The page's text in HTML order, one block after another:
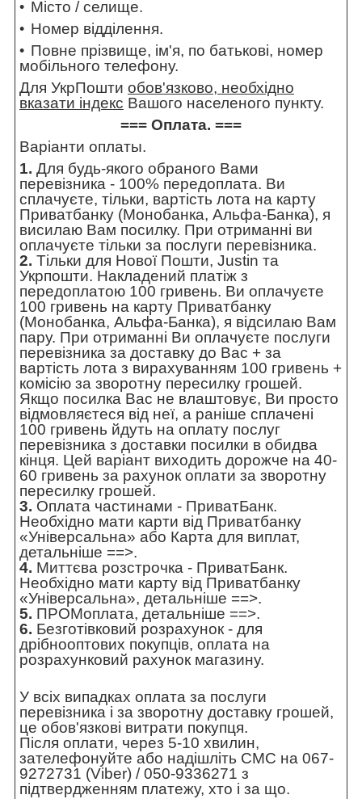
Місто / селище.
Номер відділення.
Повне прізвище, ім'я, по батькові, номер
мобільного телефону.
Для УкрПошти обов'язково, необхідно
вказати індекс Вашого населеного пункту.
=== Оплата. ===
Варіанти оплаты.
1. Для будь-якого обраного Вами
перевізника - 100% передоплата. Ви
сплачуєте, тільки, вартість лота на карту
Приватбанку (Монобанка, Альфа-Банка), я
висилаю Вам посилку. При отриманні ви
оплачуєте тільки за послуги перевізника.
2. Тільки для Нової Пошти, Justin та
Укрпошти. Накладений платіж з
передоплатою 100 гривень. Ви оплачуєте
100 гривень на карту Приватбанку
(Монобанка, Альфа-Банка), я відсилаю Вам
пару. При отриманні Ви оплачуєте послуги
перевізника за доставку до Вас + за
вартість лота з вирахуванням 100 гривень +
комісію за зворотну пересилку грошей.
Якщо посилка Вас не влаштовує, Ви просто
відмовляєтеся від неї, а раніше сплачені
100 гривень йдуть на оплату послуг
перевізника з доставки посилки в обидва
кінця. Цей варіант виходить дорожче на 40-
60 гривень за рахунок оплати за зворотну
пересилку грошей.
3. Оплата частинами - ПриватБанк.
Необхідно мати карти від Приватбанку
«Універсальна» або Карта для виплат,
детальніше ==>.
4. Миттєва розстрочка - ПриватБанк.
Необхідно мати карту від Приватбанку
«Універсальна», детальніше ==>.
5. ПРОМоплата, детальніше ==>.
6. Безготівковий розрахунок - для
дрібнооптових покупців, оплата на
розрахунковий рахунок магазину.
У всіх випадках оплата за послуги
перевізника і за зворотну доставку грошей,
це обов'язкові витрати покупця.
Після оплати, через 5-10 хвилин,
зателефонуйте або надішліть СМС на 067-
9272731 (Viber) / 050-9336271 з
підтвердженням платежу, хто і за що.